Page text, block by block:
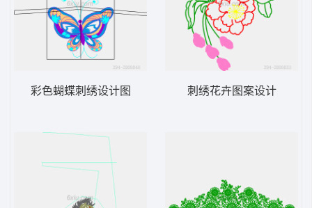
彩色蝴蝶刺绣设计图 刺绣花卉图案设计